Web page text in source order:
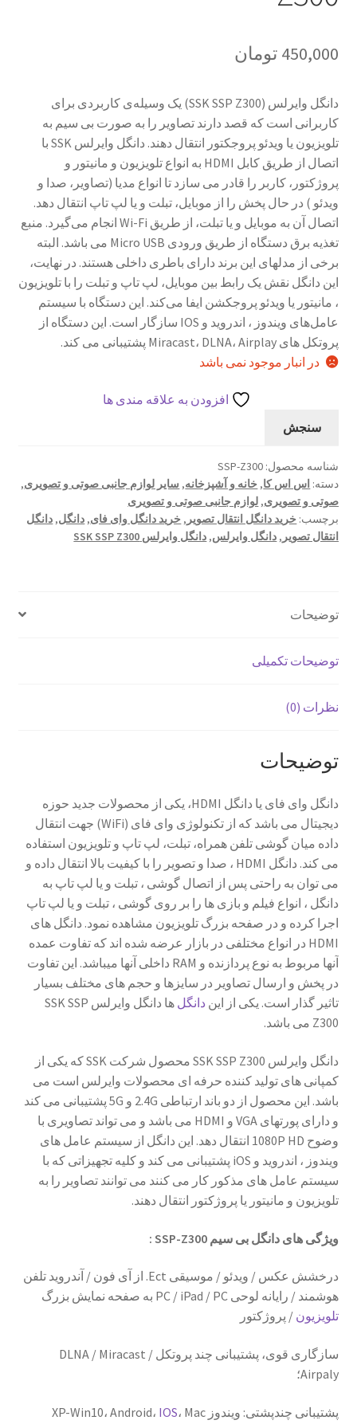
سنجش
صورتحساب
علاقمندی ها
فروشگاه
لیست علاقه مندی ها
مقایسه ها
450,000 تومان
دانگل وایرلس (SSK SSP Z300) یک وسیله‌ی کاربردی برای
کاربرانی است که قصد دارند تصاویر را به صورت بی سیم به
تلویزیون یا ویدئو پروجکتور انتقال دهند. دانگل وایرلس SSK با
اتصال از طریق کابل HDMI به انواع تلویزیون و مانیتور و
پروژکتور، کاربر را قادر می سازد تا انواع مدیا (تصاویر، صدا و
ویدئو ) در حال پخش را از موبایل، تبلت و یا لپ تاپ انتقال دهد.
اتصال آن به موبایل‌ و یا تبلت، از طریق Wi-Fi انجام می‌گیرد. منبع
تغذیه برق دستگاه از طریق ورودی Micro USB می باشد. البته
برخی از مدلهای این برند دارای باطری داخلی هستند. در نهایت،
این دانگل نقش یک رابط بین موبایل، لپ تاپ و تبلت را با تلویزیون
، مانیتور یا ویدئو پروجکشن ایفا می‌کند. این دستگاه با سیستم‌
عامل‌های ویندوز ، اندروید و IOS سازگار است. این دستگاه از
پروتکل های Miracast، DLNA، Airplay پشتیبانی می کند.
در انبار موجود نمی باشد
افزودن به علاقه مندی ها
سنجش
شناسه محصول: SSP-Z300
دسته: اس اس کا, خانه و آشپزخانه, سایر لوازم جانبی صوتی و تصویری,
صوتی و تصویری, لوازم جانبی صوتی و تصویری
برچسب: خرید دانگل انتقال تصویر , خرید دانگل وای فای, دانگل, دانگل
انتقال تصویر , دانگل وایرلس, دانگل وایرلس SSK SSP Z300
توضیحات
توضیحات تکمیلی
نظرات (0)
توضیحات
دانگل وای فای یا دانگل HDMI، یکی از محصولات جدید حوزه
دیجیتال می باشد که از تکنولوژی وای فای (WiFi) جهت انتقال
داده میان گوشی تلفن همراه، تبلت، لپ تاپ و تلویزیون استفاده
می کند. دانگل HDMI ، صدا و تصویر را با کیفیت بالا انتقال داده و
می توان به راحتی پس از اتصال گوشی ، تبلت و یا لپ تاپ به
دانگل ، انواع فیلم و بازی ها را بر روی گوشی ، تبلت و یا لپ تاپ
اجرا کرده و در صفحه بزرگ تلویزیون مشاهده نمود. دانگل های
HDMI در انواع مختلفی در بازار عرضه شده اند که تفاوت عمده
آنها مربوط به نوع پردازنده و RAM داخلی آنها میباشد. این تفاوت
در پخش و ارسال تصاویر در سایزها و حجم های مختلف بسیار
تاثیر گذار است. یکی از این دانگل
ها دانگل وایرلس SSK SSP
Z300 می باشد.
دانگل وایرلس SSK SSP Z300 محصول شرکت SSK که یکی از
کمپانی های تولید کننده حرفه ای محصولات وایرلس است می
باشد. این محصول از دو باند ارتباطی 2.4G و 5G پشتیبانی می کند
و دارای پورتهای VGA و HDMI می باشد و می تواند تصاویری با
وضوح 1080P HD انتقال دهد. این دانگل از سیستم عامل های
ویندوز ، اندروید و iOS پشتیبانی می کند و کلیه تجهیزاتی که با
سیستم عامل های مذکور کار می کنند می توانند تصاویر را به
تلویزیون و مانیتور یا پروژکتور انتقال دهند.
ویژگی های دانگل بی سیم SSP-Z300 :
درخشش عکس / ویدئو / موسیقی Ect. از آی فون / آندروید تلفن
هوشمند / رایانه لوحی PC / iPad / PC به صفحه نمایش بزرگ
تلویزیون / پروژکتور
سازگاری قوی، پشتیبانی چند پروتکل DLNA / Miracast /
Airpaly؛
پشتیبانی چندپشتی: ویندوز XP-Win10، Android، IOS، Mac